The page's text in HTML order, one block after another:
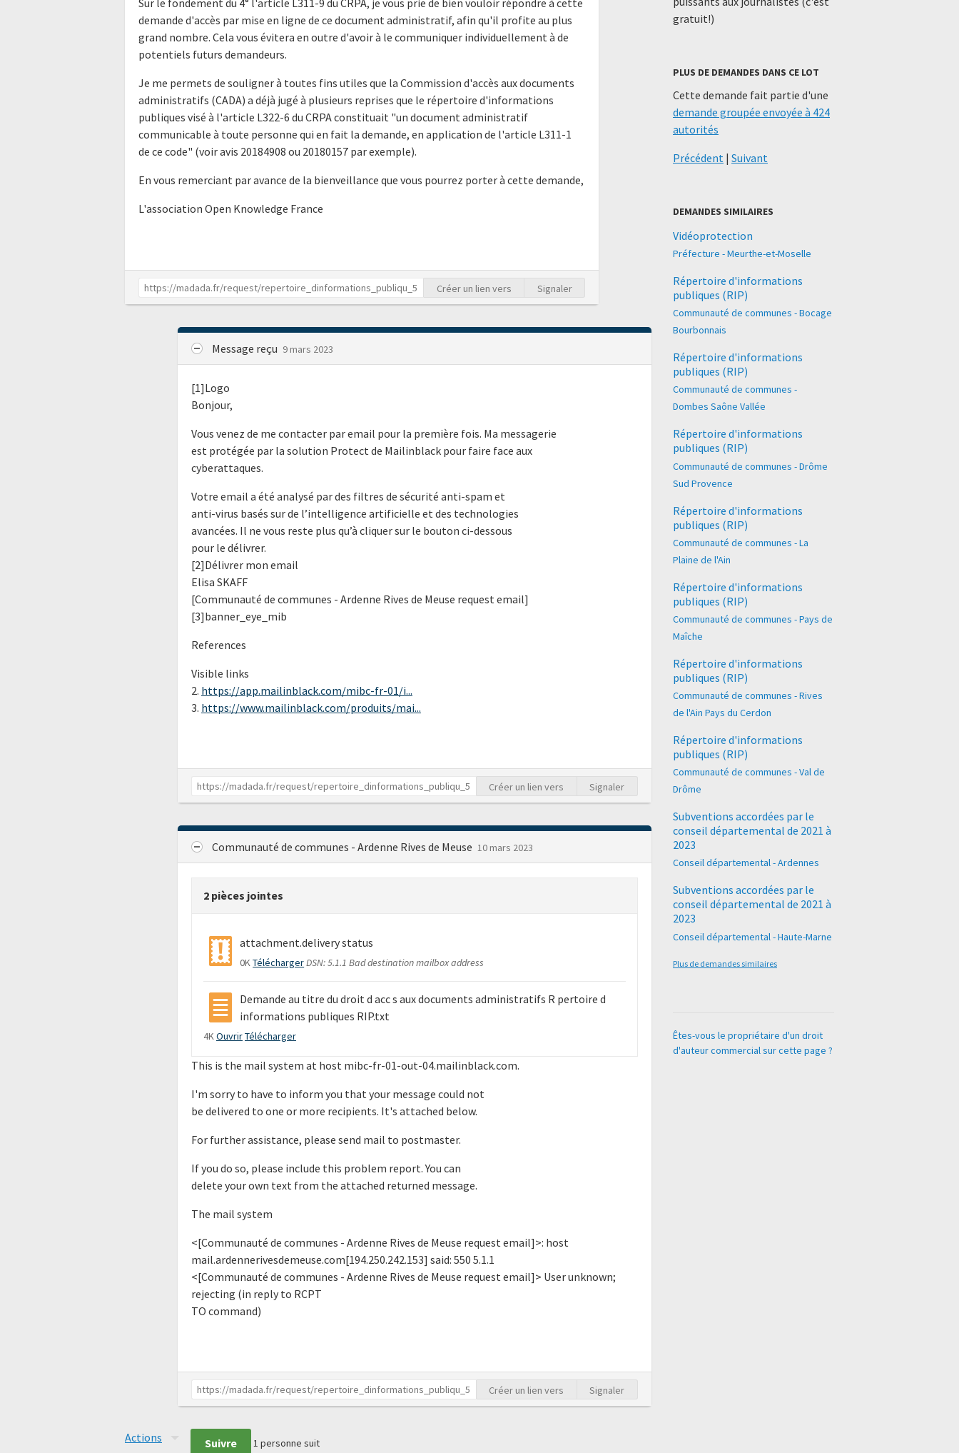
Sur le fondement du 4° l'article L311-9 du CRPA, je vous prie de bien vouloir répondre à cette
demande d'accès par mise en ligne de ce document administratif, afin qu'il profite au plus
grand nombre. Cela vous évitera en outre d'avoir à le communiquer individuellement à de
potentiels futurs demandeurs.
Je me permets de souligner à toutes fins utiles que la Commission d'accès aux documents
administratifs (CADA) a déjà jugé à plusieurs reprises que le répertoire d'informations
publiques visé à l'article L322-6 du CRPA constituait "un document administratif
communicable à toute personne qui en fait la demande, en application de l'article L311-1
de ce code" (voir avis 20184908 ou 20180157 par exemple).
En vous remerciant par avance de la bienveillance que vous pourrez porter à cette demande,
L'association Open Knowledge France
Créer un lien vers Signaler
Message reçu 9 mars 2023
[1]Logo
Bonjour,
Vous venez de me contacter par email pour la première fois. Ma messagerie
est protégée par la solution Protect de Mailinblack pour faire face aux
cyberattaques.
Votre email a été analysé par des filtres de sécurité anti-spam et
anti-virus basés sur de l’intelligence artificielle et des technologies
avancées. Il ne vous reste plus qu’à cliquer sur le bouton ci-dessous
pour le délivrer.
[2]Délivrer mon email
Elisa SKAFF
[Communauté de communes - Ardenne Rives de Meuse request email]
[3]banner_eye_mib
References
Visible links
2. https://app.mailinblack.com/mibc-fr-01/i...
3. https://www.mailinblack.com/produits/mai...
Créer un lien vers Signaler
Communauté de communes - Ardenne Rives de Meuse 10 mars 2023
2 pièces jointes
attachment.delivery status
0KTéléchargerDSN: 5.1.1 Bad destination mailbox address
Demande au titre du droit d acc s aux documents administratifs R pertoire d
informations publiques RIP.txt
4KOuvrirTélécharger
This is the mail system at host mibc-fr-01-out-04.mailinblack.com.
I'm sorry to have to inform you that your message could not
be delivered to one or more recipients. It's attached below.
For further assistance, please send mail to postmaster.
If you do so, please include this problem report. You can
delete your own text from the attached returned message.
The mail system
<[Communauté de communes - Ardenne Rives de Meuse request email]>: host
mail.ardennerivesdemeuse.com[194.250.242.153] said: 550 5.1.1
<[Communauté de communes - Ardenne Rives de Meuse request email]> User unknown;
rejecting (in reply to RCPT
TO command)
Créer un lien vers Signaler
Actions Suivre 1 personne suit
gratuit!)
PLUS DE DEMANDES DANS CE LOT
Cette demande fait partie d'une
demande groupée envoyée à 424
autorités
Précédent | Suivant
DEMANDES SIMILAIRES
Vidéoprotection
Préfecture - Meurthe-et-Moselle
Répertoire d'informations
publiques (RIP)
Communauté de communes - Bocage
Bourbonnais
Répertoire d'informations
publiques (RIP)
Communauté de communes -
Dombes Saône Vallée
Répertoire d'informations
publiques (RIP)
Communauté de communes - Drôme
Sud Provence
Répertoire d'informations
publiques (RIP)
Communauté de communes - La
Plaine de l'Ain
Répertoire d'informations
publiques (RIP)
Communauté de communes - Pays de
Maîche
Répertoire d'informations
publiques (RIP)
Communauté de communes - Rives
de l'Ain Pays du Cerdon
Répertoire d'informations
publiques (RIP)
Communauté de communes - Val de
Drôme
Subventions accordées par le
conseil départemental de 2021 à
2023
Conseil départemental - Ardennes
Subventions accordées par le
conseil départemental de 2021 à
2023
Conseil départemental - Haute-Marne
Plus de demandes similaires
Êtes-vous le propriétaire d'un droit
d'auteur commercial sur cette page ?